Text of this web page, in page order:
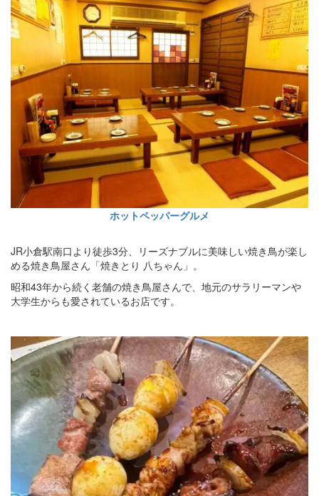
ホットペッパーグルメ
JR小倉駅南口より徒歩3分、リーズナブルに美味しい焼き鳥が楽し
める焼き鳥屋さん「焼きとり 八ちゃん」。
昭和43年から続く老舗の焼き鳥屋さんで、地元のサラリーマンや
大学生からも愛されているお店です。